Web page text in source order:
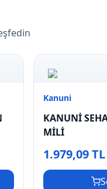
Kanuni
KANUNİ
MİLİ
1.979,09 TL